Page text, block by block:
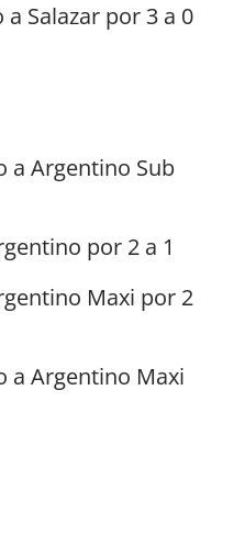
Salazar por 3 a 0
a Argentino Sub
por 2 a 1
Maxi por 2
a Argentino Maxi